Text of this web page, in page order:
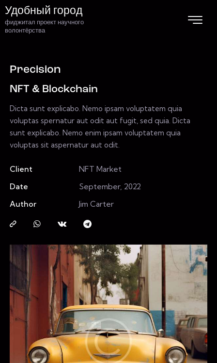
Удобный город
фиджитал проект научного
волонтёрства
Precision
NFT & Blockchain
Dicta sunt explicabo. Nemo ipsam voluptatem quia
voluptas spernatur aut odit aut fugit, sed quia. Dicta
sunt explicabo. Nemo enim ipsam voluptatem quia
voluptas sit aspernatur aut odit.
Client
NFT Market
Date
September, 2022
Author
Jim Carter